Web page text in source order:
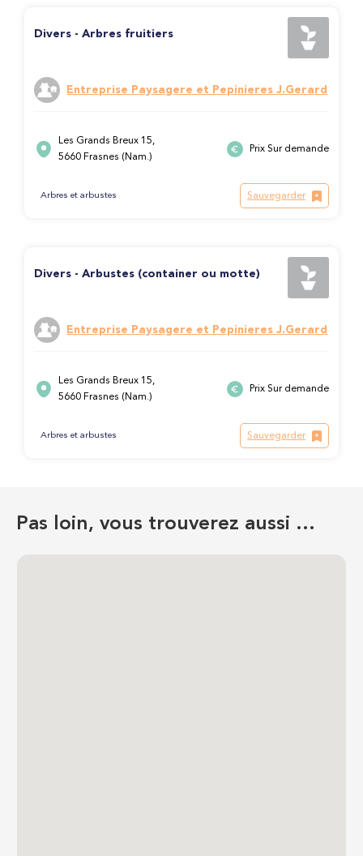
Divers - Arbres fruitiers
Entreprise Paysagere et Pepinieres J.Gerard
Les Grands Breux 15,
5660 Frasnes (Nam.)
Prix Sur demande
Arbres et arbustes Sauvegarder
Divers - Arbustes (container ou motte)
Entreprise Paysagere et Pepinieres J.Gerard
Les Grands Breux 15,
5660 Frasnes (Nam.)
Prix Sur demande
Arbres et arbustes Sauvegarder
Pas loin, vous trouverez aussi …